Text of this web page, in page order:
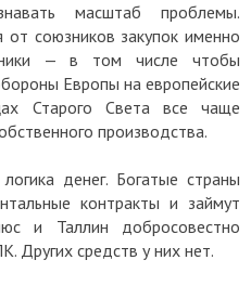
масштаб проблемы.
союзников закупок именно
— в том числе чтобы
Европы на европейские
Старого Света все чаще
производства.
денег. Богатые страны
контракты и займут
и Таллин добросовестно
Других средств у них нет.